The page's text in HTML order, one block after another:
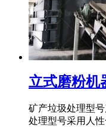
立式磨粉机
矿产垃圾处理型
处理型号采用人